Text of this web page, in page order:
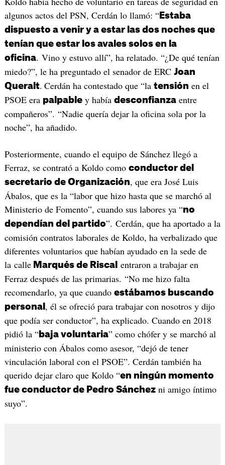
algunos actos del PSN, Cerdán lo llamó: “Estaba
dispuesto a venir y a estar las dos noches que
tenían que estar los avales solos en la
oficina. Vino y estuvo allí”, ha relatado. “¿De qué tenían
miedo?”, le ha preguntado el senador de ERC Joan
Queralt. Cerdán ha contestado que “la tensión en el
PSOE era palpabley había desconfianzaentre
compañeros”. “Nadie quería dejar la oficina sola por la
noche”, ha añadido.
Posteriormente, cuando el equipo de Sánchez llegó a
Ferraz, se contrató a Koldo como conductor del
secretario de Organización, que era José Luis
Ábalos, que es la “labor que hizo hasta que se marchó al
Ministerio de Fomento”, cuando sus labores ya “no
dependían del partido”. Cerdán, que ha aportado a la
comisión contratos laborales de Koldo, ha verbalizado que
diferentes voluntarios que habían ayudado en la sede de
la calleMarqués de Riscal entraron a trabajar en
Ferraz después de las primarias. “No me hizo falta
recomendarlo, ya que cuando estábamos buscando
personal , él se ofreció para trabajar con nosotros y dijo
que podía ser conductor”, ha explicado. Cuando en 2018
pidió la “baja voluntaria” como chófer y se marchó al
ministerio con Ábalos como asesor, “dejó de tener
vinculación laboral con el PSOE”. Cerdán también ha
querido dejar claro que Koldo “en ningún momento
fue conductor de Pedro Sánchezni amigo íntimo
suyo”.